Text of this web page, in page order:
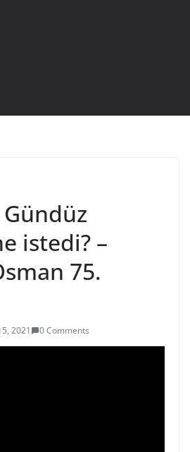
istedi? –
75.
2021 0 Comments